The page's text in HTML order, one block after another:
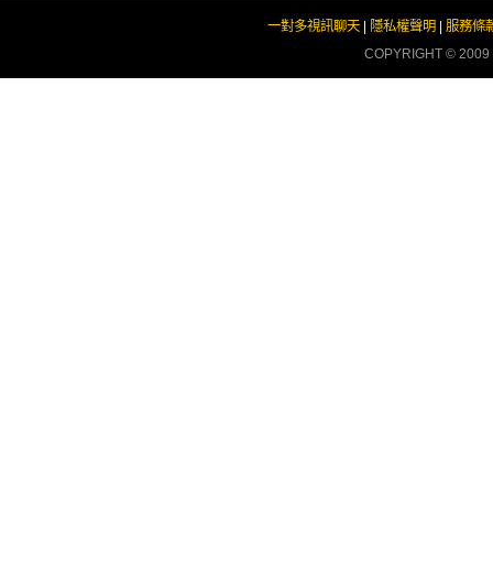
一對多視訊聊天| 隱私權聲明
服務條
COPYRIGHT © 2009